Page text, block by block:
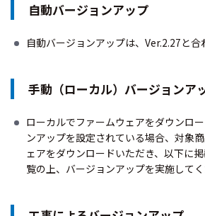
自動バージョンアップ
自動バージョンアップは、Ver.2.27と合
手動（ローカル）バージョンア
ローカルでファームウェアをダウンロ
ンアップを設定されている場合、対象
ェアをダウンロードいただき、以下に
覧の上、バージョンアップを実施してく